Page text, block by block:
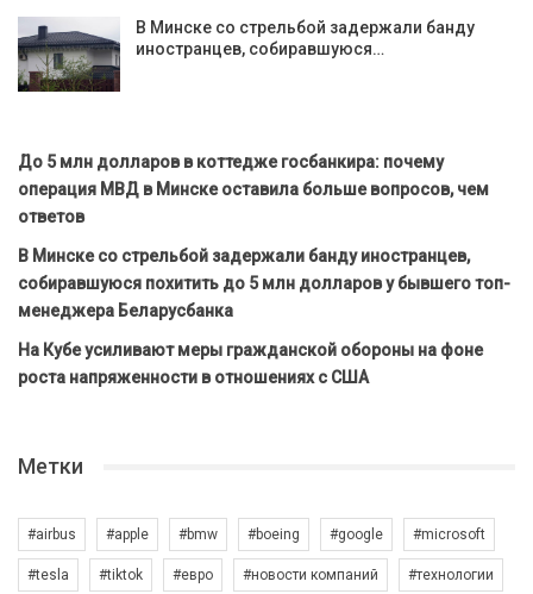
В Минске со стрельбой задержали банду
иностранцев, собиравшуюся…
До 5 млн долларов в коттедже госбанкира: почему
операция МВД в Минске оставила больше вопросов, чем
ответов
В Минске со стрельбой задержали банду иностранцев,
собиравшуюся похитить до 5 млн долларов у бывшего топ-
менеджера Беларусбанка
На Кубе усиливают меры гражданской обороны на фоне
роста напряженности в отношениях с США
Метки
#airbus #apple #bmw #boeing #google #microsoft
#tesla #tiktok #евро #новости компаний #технологии